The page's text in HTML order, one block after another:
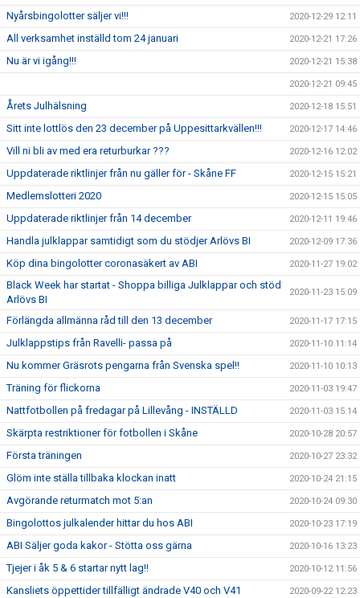
Nyårsbingolotter säljer vi!!! 2020-12-29 12:11
All verksamhet inställd tom 24 januari 2020-12-21 17:26
Nu är vi igång!!! 2020-12-21 15:38
2020-12-21 09:45
Årets Julhälsning 2020-12-18 15:51
Sitt inte lottlös den 23 december på Uppesittarkvällen!!! 2020-12-17 14:46
Vill ni bli av med era returburkar ??? 2020-12-16 12:02
Uppdaterade riktlinjer från nu gäller för - Skåne FF 2020-12-15 15:21
Medlemslotteri 2020 2020-12-15 15:05
Uppdaterade riktlinjer från 14 december 2020-12-11 19:46
Handla julklappar samtidigt som du stödjer Arlövs BI 2020-12-09 17:36
Köp dina bingolotter coronasäkert av ABI 2020-11-27 19:02
Black Week har startat - Shoppa billiga Julklappar och stöd
Arlövs BI
2020-11-23 15:09
Förlängda allmänna råd till den 13 december 2020-11-17 17:15
Julklappstips från Ravelli- passa på 2020-11-10 11:14
Nu kommer Gräsrots pengarna från Svenska spel!! 2020-11-10 10:13
Träning för flickorna 2020-11-03 19:47
Nattfotbollen på fredagar på Lillevång - INSTÄLLD 2020-11-03 15:14
Skärpta restriktioner för fotbollen i Skåne 2020-10-28 20:57
Första träningen 2020-10-27 23:32
Glöm inte ställa tillbaka klockan inatt 2020-10-24 21:15
Avgörande returmatch mot 5:an 2020-10-24 09:30
Bingolottos julkalender hittar du hos ABI 2020-10-23 17:19
ABI Säljer goda kakor - Stötta oss gärna 2020-10-16 13:23
Tjejer i åk 5 & 6 startar nytt lag!! 2020-10-12 11:56
Kansliets öppettider tillfälligt ändrade V40 och V41 2020-09-22 12:23